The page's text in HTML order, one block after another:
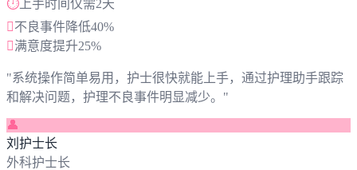
⏱️ 上手时间仅需2天
不良事件降低40%
满意度提升25%
"系统操作简单易用，护士很快就能上手，通过护理助手跟踪
和解决问题，护理不良事件明显减少。 "
👤
刘护士长
外科护士长